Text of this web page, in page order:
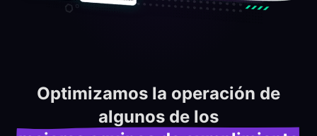
Optimizamos la operación de
algunos de los